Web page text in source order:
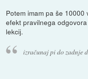
Potem imam pa še
efekt pravilnega
lekcij.
izračunaj pi do zadnje